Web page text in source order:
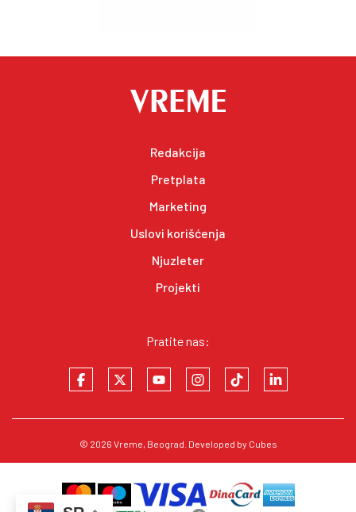
Redakcija
Pretplata
Marketing
Uslovi korišćenja
Njuzleter
Projekti
Pratite nas:
© 2026 Vreme, Beograd. Developed by Cubes